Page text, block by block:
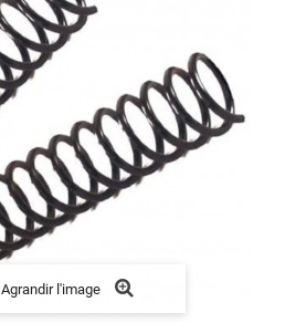
Agrandir l'image